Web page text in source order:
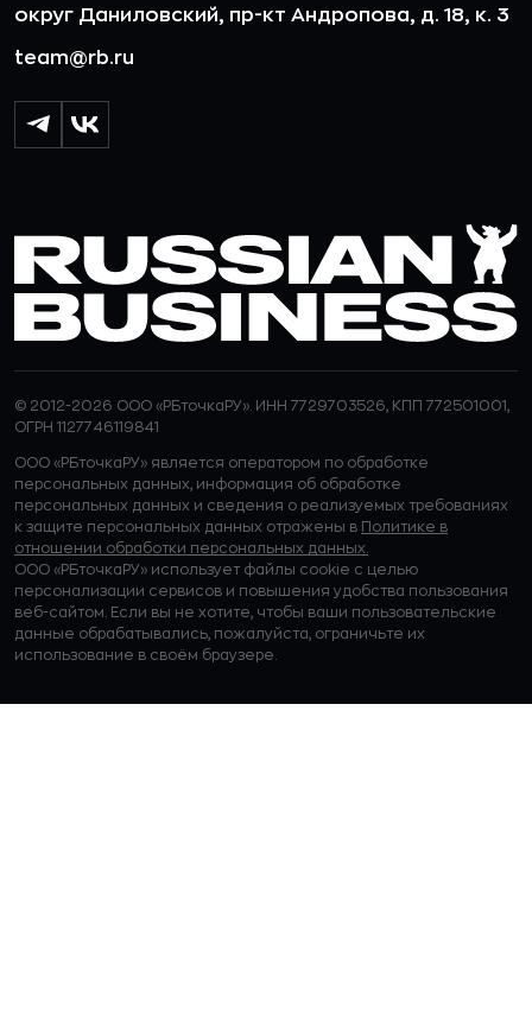
округ Даниловский, пр-кт Андропова, д. 18, к. 3
team@rb.ru
© 2012-2026 ООО «РБточкаРУ». ИНН 7729703526, КПП 772501001,
ОГРН 1127746119841
ООО «РБточкаРУ» является оператором по обработке
персональных данных, информация об обработке
персональных данных и сведения о реализуемых требованиях
к защите персональных данных отражены в Политике в
отношении обработки персональных данных.
ООО «РБточкаРУ» использует файлы cookie с целью
персонализации сервисов и повышения удобства пользования
веб-сайтом. Если вы не хотите, чтобы ваши пользовательские
данные обрабатывались, пожалуйста, ограничьте их
использование в своём браузере.